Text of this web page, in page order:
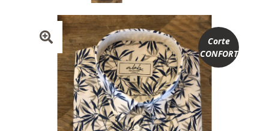
Corte
CONFORT